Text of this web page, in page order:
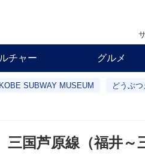
チャー グルメ
KOBE SUBWAY MUSEUM どうぶ
国芦原線（福井～